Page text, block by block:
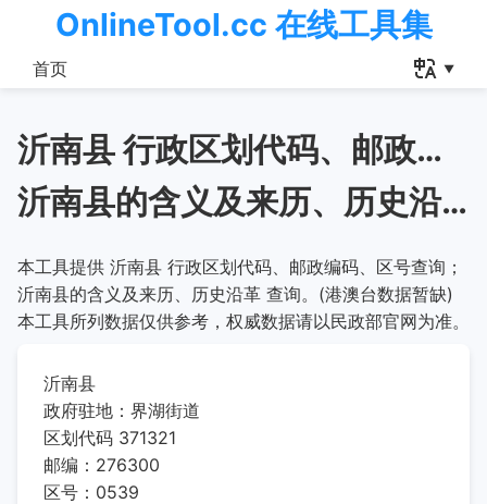
OnlineTool.cc 在线工具集
首页
沂南县 行政区划代码、邮政编码、区号查询
沂南县的含义及来历、历史沿革
本工具提供 沂南县 行政区划代码、邮政编码、区号查询；
沂南县的含义及来历、历史沿革 查询。(港澳台数据暂缺)
本工具所列数据仅供参考，权威数据请以民政部官网为准。
沂南县
政府驻地：界湖街道
区划代码 371321
邮编：276300
区号：0539